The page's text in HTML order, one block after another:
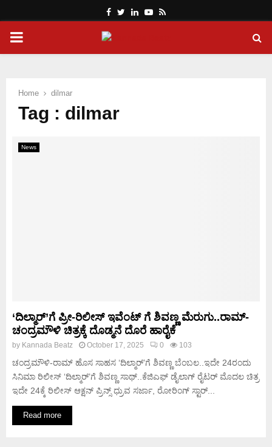
Facebook
Twitter
LinkedinYoutube
Rss
PRIMARY
Home dilmar
Tag : dilmar
News
‘ದಿಲ್ಮಾರ್’ಗೆ ಪ್ರೀ-ರಿಲೀಸ್ ಇವೆಂಟ್ ಗೆ ಶಿವಣ್ಣ ಮೆರುಗು..ರಾಮ್-
ಚಂದ್ರಮೌಳಿ ಚಿತ್ರಕ್ಕೆ ದೊಡ್ಮನೆ‌ ದೊರೆ ಹಾರೈಕೆ
by Kannada Beatz October 17, 2025 0 103
ಚಂದ್ರಮೌಳಿ-ರಾಮ್ ಹೊಸ ಸಾಹಸ ‘ದಿಲ್ಮಾರ್’ಗೆ ಶಿವಣ್ಣ ಬೆಂಬಲ..ಇದೇ 24ರಂದು
ಸಿನಿಮಾ ರಿಲೀಸ್ ‘ದಿಲ್ಮಾರ್’ಗೆ ಶಿವಣ್ಣ ಸಾಥ್..ಕೆಜಿಎಫ್ ಡೈಲಾಗ್ ರೈಟರ್ ಮೊದಲ ಚಿತ್ರ
ಇದೇ 24ಕ್ಕೆ ರಿಲೀಸ್ ಆಕ್ಷನ್ ಪ್ರಿನ್ಸ್ ಧ್ರುವ ಸರ್ಜಾ, ರೋರಿಂಗ್ ಸ್ಟಾರ್...
Read more